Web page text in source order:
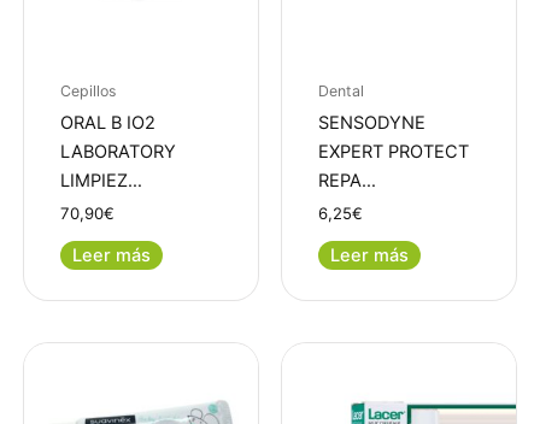
Cepillos
ORAL B IO2
LABORATORY
LIMPIEZ…
70,90€
Leer más
Dental
SENSODYNE
EXPERT PROTECT
REPA…
6,25€
Leer más